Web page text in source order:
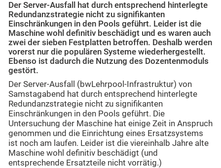
Der Server-Ausfall hat durch entsprechend hinterlegte
Redundanzstrategie nicht zu signifikanten
Einschränkungen in den Pools geführt. Leider ist die
Maschine wohl definitiv beschädigt und es waren auch
zwei der sieben Festplatten betroffen. Deshalb werden
vorerst nur die populären Systeme wiederhergestellt.
Ebenso ist dadurch die Nutzung des Dozentenmoduls
gestört.
Der Server-Ausfall (bwLehrpool-Infrastruktur) von
Samstagabend hat durch entsprechend hinterlegte
Redundanzstrategie nicht zu signifikanten
Einschränkungen in den Pools geführt. Die
Untersuchung der Maschine hat einige Zeit in Anspruch
genommen und die Einrichtung eines Ersatzsystems
ist noch am laufen. Leider ist die viereinhalb Jahre alte
Maschine wohl definitiv beschädigt (und
entsprechende Ersatzteile nicht vorrätig.)